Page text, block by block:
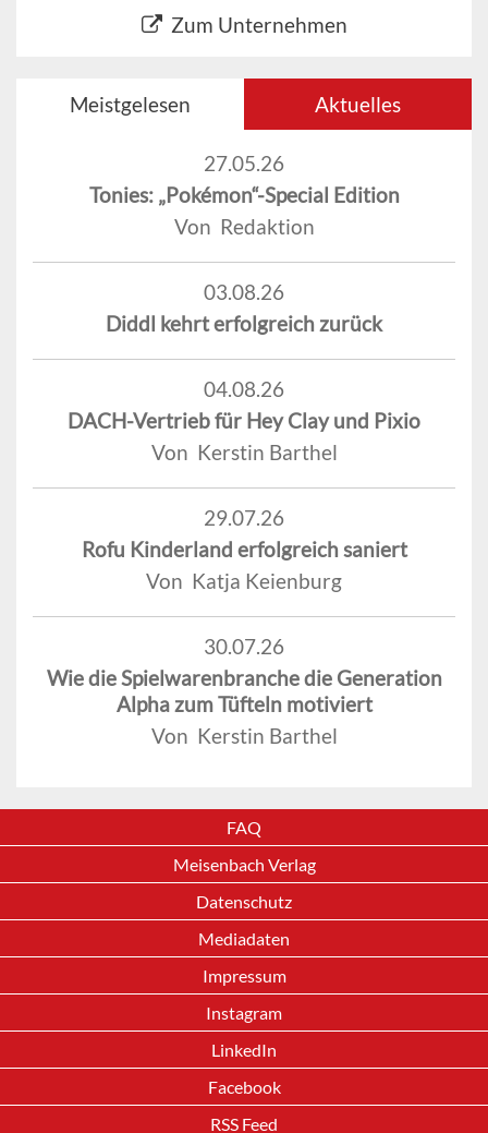
Zum Unternehmen
Meistgelesen Aktuelles
27.05.26
Tonies: „Pokémon“-Special Edition
Von Redaktion
03.08.26
Diddl kehrt erfolgreich zurück
04.08.26
DACH-Vertrieb für Hey Clay und Pixio
Von Kerstin Barthel
29.07.26
Rofu Kinderland erfolgreich saniert
Von Katja Keienburg
30.07.26
Wie die Spielwarenbranche die Generation
Alpha zum Tüfteln motiviert
Von Kerstin Barthel
FAQ
Meisenbach Verlag
Datenschutz
Mediadaten
Impressum
Instagram
LinkedIn
Facebook
RSS Feed